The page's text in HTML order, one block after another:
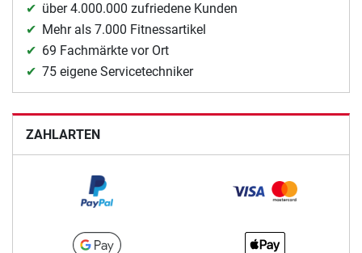
über 4.000.000 zufriedene Kunden
Mehr als 7.000 Fitnessartikel
69 Fachmärkte vor Ort
75 eigene Servicetechniker
ZAHLARTEN